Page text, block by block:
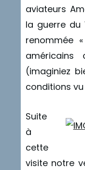
aviateurs
la guerre du
renommée
(imaginiez
conditions
Suite
à
cette
visite notre